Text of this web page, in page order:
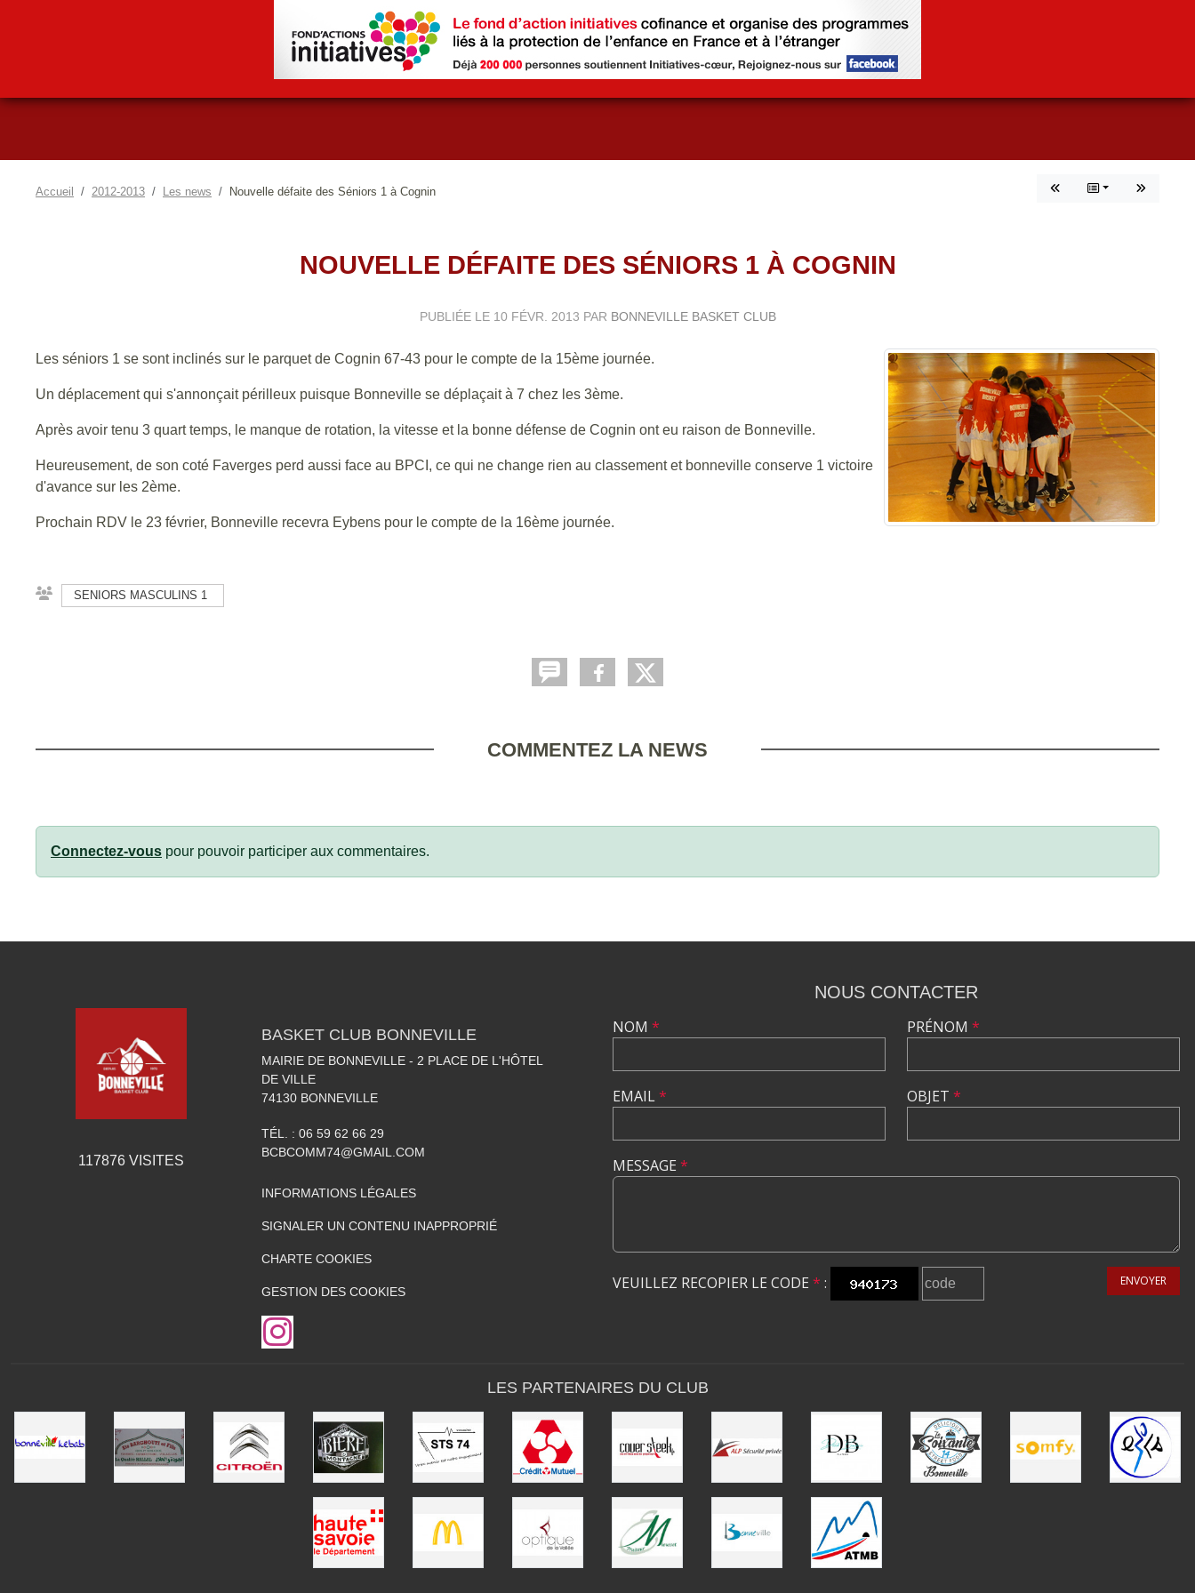
Accueil 2012-2013 Les news Nouvelle défaite des Séniors 1 à Cognin
NOUVELLE DÉFAITE DES SÉNIORS 1 À COGNIN
PUBLIÉE LE 10 FÉVR. 2013 PAR BONNEVILLE BASKET CLUB
Les séniors 1 se sont inclinés sur le parquet de Cognin 67-43 pour le compte de la 15ème journée.
Un déplacement qui s'annonçait périlleux puisque Bonneville se déplaçait à 7 chez les 3ème.
Après avoir tenu 3 quart temps, le manque de rotation, la vitesse et la bonne défense de Cognin ont eu raison de Bonneville.
Heureusement, de son coté Faverges perd aussi face au BPCI, ce qui ne change rien au classement et bonneville conserve 1 victoire
d'avance sur les 2ème.
Prochain RDV le 23 février, Bonneville recevra Eybens pour le compte de la 16ème journée.
SENIORS MASCULINS 1
COMMENTEZ LA NEWS
Connectez-vous pour pouvoir participer aux commentaires.
117876VISITES
BASKET CLUB BONNEVILLE
MAIRIE DE BONNEVILLE - 2 PLACE DE L'HÔTEL
DE VILLE
74130 BONNEVILLE
TÉL. : 06 59 62 66 29
BCBCOMM74@GMAIL.COM
INFORMATIONS LÉGALES
SIGNALER UN CONTENU INAPPROPRIÉ
CHARTE COOKIES
GESTION DES COOKIES
NOUS CONTACTER
NOM *
EMAIL*
PRÉNOM *
OBJET *
MESSAGE *
VEUILLEZ RECOPIER LE CODE * : ENVOYER
LES PARTENAIRES DU CLUB